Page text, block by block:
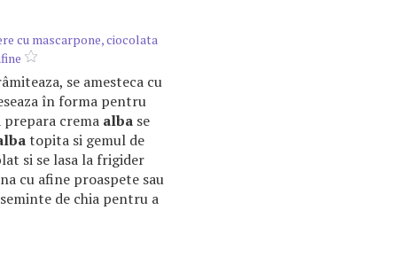
cu mascarpone, ciocolata
se amesteca cu
în forma pentru
crema alba se
topita si gemul de
si se lasa la frigider
cu afine proaspete sau
de chia pentru a